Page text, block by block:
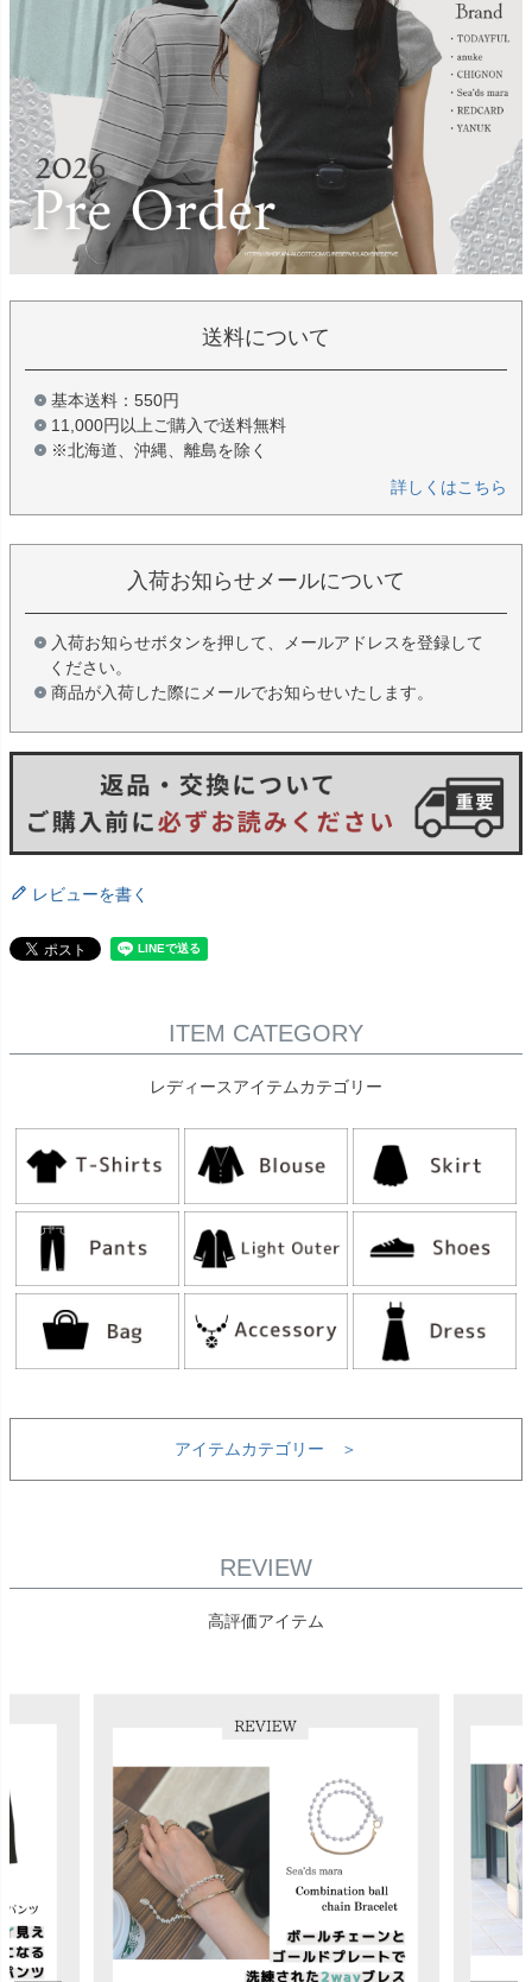
送料について
基本送料：550円
11,000円以上ご購入で送料無料
※北海道、沖縄、離島を除く
詳しくはこちら
入荷お知らせメールについて
入荷お知らせボタンを押して、メールアドレスを登録して
ください。
商品が入荷した際にメールでお知らせいたします。
レビューを書く
ITEM CATEGORY
レディースアイテムカテゴリー
アイテムカテゴリー ＞
REVIEW
高評価アイテム